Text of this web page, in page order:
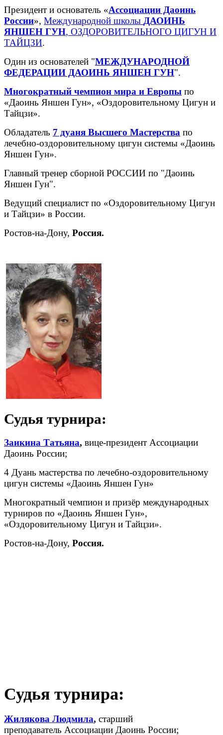
Президент и основатель «Ассоциации Даоинь
России», Международной школы ДАОИНЬ
ЯНШЕН ГУН, ОЗДОРОВИТЕЛЬНОГО ЦИГУН И
ТАЙЦЗИ.
Один из основателей "МЕЖДУНАРОДНОЙ
ФЕДЕРАЦИИ ДАОИНЬ ЯНШЕН ГУН".
Многократный чемпион мира и Европы по
«Даоинь Яншен Гун», «Оздоровительному Цигун и
Тайцзи».
Обладатель 7 дуаня Высшего Мастерства по
лечебно-оздоровительному цигун системы «Даоинь
Яншен Гун».
Главный тренер сборной РОССИИ по "Даоинь
Яншен Гун".
Ведущий специалист по «Оздоровительному Цигун
и Тайцзи» в России.
Ростов-на-Дону, Россия.
Судья турнира:
Заикина Татьяна, вице-президент Ассоциации
Даоинь России;
4 Дуань мастерства по лечебно-оздоровительному
цигун системы «Даоинь Яншен Гун»
Многократный чемпион и призёр международных
турниров по «Даоинь Яншен Гун»,
«Оздоровительному Цигун и Тайцзи».
Ростов-на-Дону, Россия.
Судья турнира:
Жилякова Людмила, старший
преподаватель Ассоциации Даоинь России;